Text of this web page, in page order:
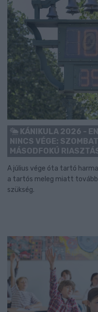
KÁNIKULA 2026 -
NINCS VÉGE:
MÁSODFOKÚ
A július vége óta tartó
a tartós meleg miatt
szükség.